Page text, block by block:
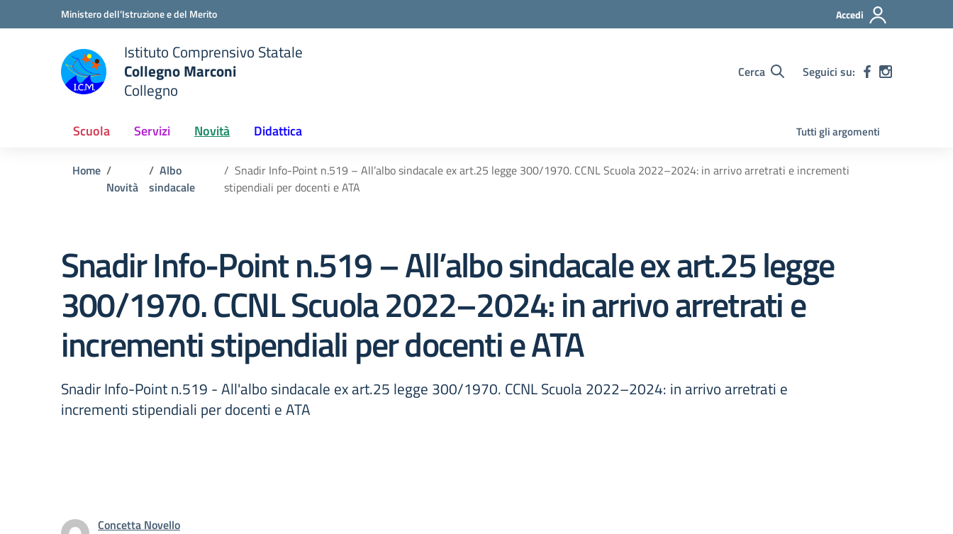
Vai ai contenuti
Vai al menu di navigazioneMinistero dell'Istruzione e del Merito Accedi
Istituto Comprensivo Statale
Collegno Marconi
Collegno
Cerca Seguici su:
Scuola Servizi Novità Didattica Tutti gli argomenti
Home
Novità
Albo
sindacale
Snadir Info-Point n.519 – All’albo sindacale ex art.25 legge 300/1970. CCNL Scuola 2022–2024: in arrivo arretrati e incrementi
stipendiali per docenti e ATA
Snadir Info-Point n.519 – All’albo sindacale ex art.25 legge
300/1970. CCNL Scuola 2022–2024: in arrivo arretrati e
incrementi stipendiali per docenti e ATA
Snadir Info-Point n.519 - All'albo sindacale ex art.25 legge 300/1970. CCNL Scuola 2022–2024: in arrivo arretrati e
incrementi stipendiali per docenti e ATA
Concetta Novello